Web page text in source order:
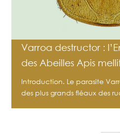
Varroa destructor :
des Abeilles Apis
Introduction. Le parasite
des plus grands fléaux des